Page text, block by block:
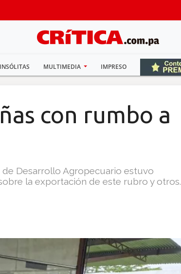
INSÓLITAS MULTIMEDIA IMPRESO
con rumbo a
Desarrollo Agropecuario estuvo
la exportación de este rubro y otros.